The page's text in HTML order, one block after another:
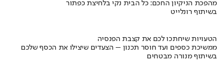
מהפכת הניקיון החכם: כל הבית נקי בלחיצת כפתור
בשיתוף רונלייט
הטעויות שיחתכו לכם את קצבת הפנסיה
ממשיכת כספים ועד חוסר תכנון – הצעדים שיצילו את הכסף שלכם
בשיתוף מנורה מבטחים